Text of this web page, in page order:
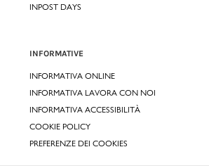
INPOST DAYS
INFORMATIVE
INFORMATIVA ONLINE
INFORMATIVA LAVORA CON NOI
INFORMATIVA ACCESSIBILITÀ
COOKIE POLICY
PREFERENZE DEI COOKIES